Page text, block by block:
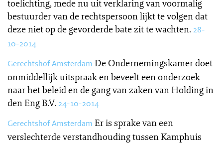
toelichting, mede nu uit verklaring van voormalig
bestuurder van de rechtspersoon lijkt te volgen dat
deze niet op de gevorderde bate zit te wachten. 28-
10-2014
Gerechtshof Amsterdam De Ondernemingskamer doet
onmiddellijk uitspraak en beveelt een onderzoek
naar het beleid en de gang van zaken van Holding in
den Eng B.V. 24-10-2014
Gerechtshof Amsterdam Er is sprake van een
verslechterde verstandhouding tussen Kamphuis